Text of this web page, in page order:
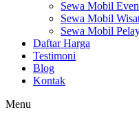
Sewa Mobil
Sewa Mobil
Sewa Mobil
Daftar Harga
Testimoni
Blog
Kontak
Menu